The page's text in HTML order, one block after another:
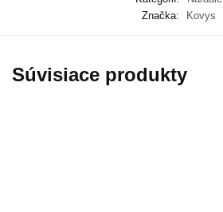
Značka:
Kovys
Súvisiace produkty